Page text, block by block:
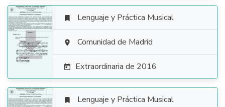

 Lenguaje y Práctica Musical
 Comunidad de Madrid
 Extraordinaria de 2016
 Lenguaje y Práctica Musical